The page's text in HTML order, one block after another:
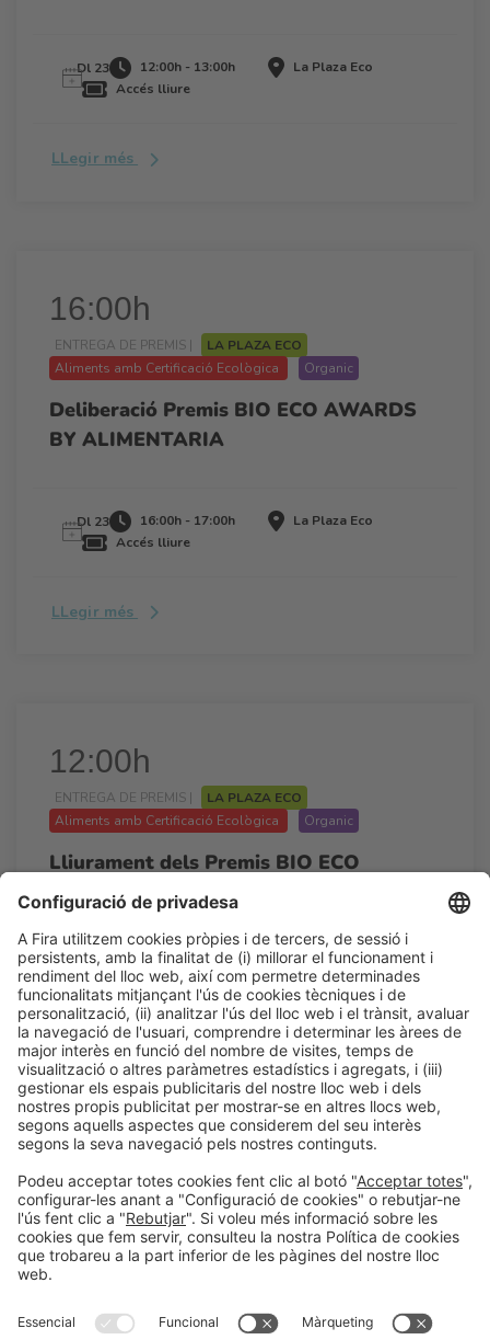
Dl 23 12:00h - 13:00h
La Plaza Eco
Accés lliure
LLegir més
16:00h
ENTREGA DE PREMIS |
LA PLAZA ECO
Aliments amb Certificació Ecològica
Organic
Deliberació Premis BIO ECO AWARDS
BY ALIMENTARIA
Dl 23 16:00h - 17:00h
La Plaza Eco
Accés lliure
LLegir més
12:00h
ENTREGA DE PREMIS |
LA PLAZA ECO
Aliments amb Certificació Ecològica
Organic
Lliurament dels Premis BIO ECO
AWARDS BY ALIMENTARIA
Dc 25 12:00h - 13:00h
La Plaza Eco
Accés lliure
LLegir més